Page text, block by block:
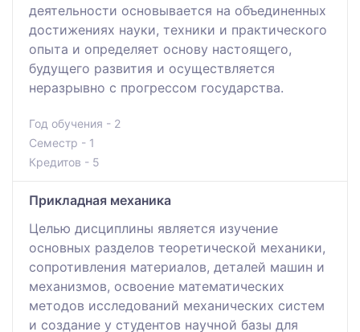
деятельности основывается на объединенных
достижениях науки, техники и практического
опыта и определяет основу настоящего,
будущего развития и осуществляется
неразрывно с прогрессом государства.
Год обучения - 2
Семестр - 1
Кредитов - 5
Прикладная механика
Целью дисциплины является изучение
основных разделов теоретической механики,
сопротивления материалов, деталей машин и
механизмов, освоение математических
методов исследований механических систем
и создание у студентов научной базы для